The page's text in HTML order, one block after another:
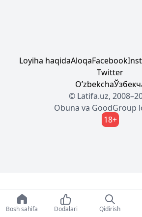
Loyiha haqidaAloqaFacebook
Twitter
Oʼzbekcha
© Latifa.uz,
Obuna va GoodGroup
18+
Bosh sahifa Dodalari Qidirish